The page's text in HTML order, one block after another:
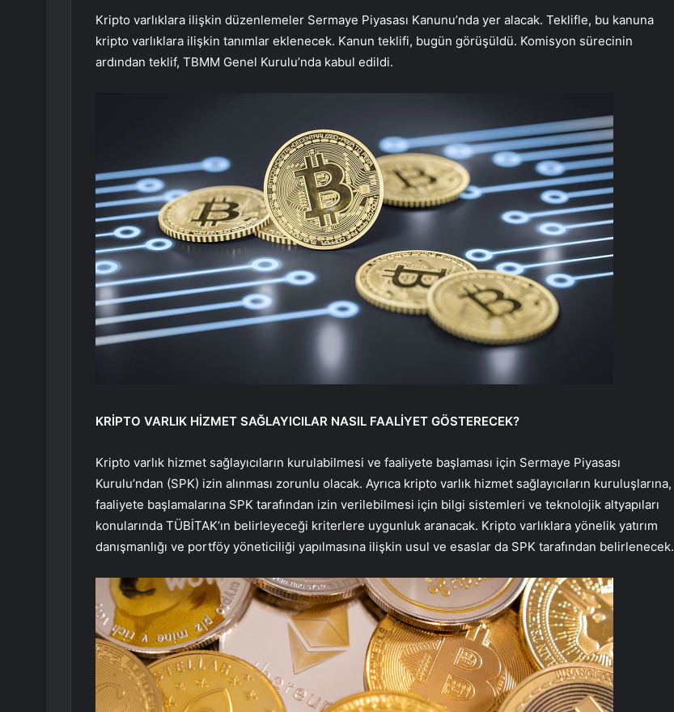
Kripto varlıklara ilişkin düzenlemeler Sermaye Piyasası Kanunu’nda yer alacak. Teklifle, bu kanuna
kripto varlıklara ilişkin tanımlar eklenecek. Kanun teklifi, bugün görüşüldü. Komisyon sürecinin
ardından teklif, TBMM Genel Kurulu’nda kabul edildi.
KRİPTO VARLIK HİZMET SAĞLAYICILAR NASIL FAALİYET GÖSTERECEK?
Kripto varlık hizmet sağlayıcıların kurulabilmesi ve faaliyete başlaması için Sermaye Piyasası
Kurulu’ndan (SPK) izin alınması zorunlu olacak. Ayrıca kripto varlık hizmet sağlayıcıların kuruluşlarına,
faaliyete başlamalarına SPK tarafından izin verilebilmesi için bilgi sistemleri ve teknolojik altyapıları
konularında TÜBİTAK’ın belirleyeceği kriterlere uygunluk aranacak. Kripto varlıklara yönelik yatırım
danışmanlığı ve portföy yöneticiliği yapılmasına ilişkin usul ve esaslar da SPK tarafından belirlenecek.